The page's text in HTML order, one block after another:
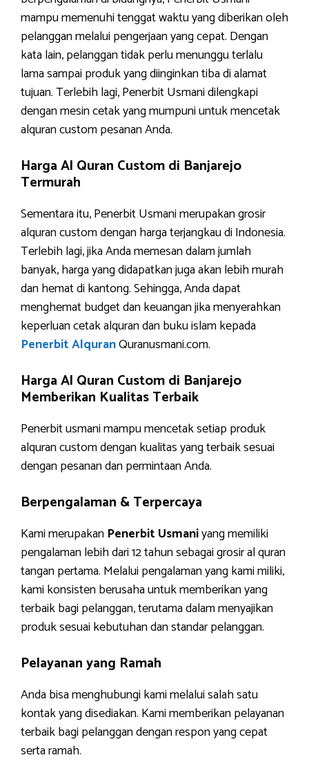
mampu memenuhi tenggat waktu yang diberikan oleh
pelanggan melalui pengerjaan yang cepat. Dengan
kata lain, pelanggan tidak perlu menunggu terlalu
lama sampai produk yang diinginkan tiba di alamat
tujuan. Terlebih lagi, Penerbit Usmani dilengkapi
dengan mesin cetak yang mumpuni untuk mencetak
alquran custom pesanan Anda.
Harga Al Quran Custom di Banjarejo
Termurah
Sementara itu, Penerbit Usmani merupakan grosir
alquran custom dengan harga terjangkau di Indonesia.
Terlebih lagi, jika Anda memesan dalam jumlah
banyak, harga yang didapatkan juga akan lebih murah
dan hemat di kantong. Sehingga, Anda dapat
menghemat budget dan keuangan jika menyerahkan
keperluan cetak alquran dan buku islam kepada
Penerbit AlquranQuranusmani.com.
Harga Al Quran Custom di Banjarejo
Memberikan Kualitas Terbaik
Penerbit usmani mampu mencetak setiap produk
alquran custom dengan kualitas yang terbaik sesuai
dengan pesanan dan permintaan Anda.
Berpengalaman & Terpercaya
Kami merupakan Penerbit Usmaniyang memiliki
pengalaman lebih dari 12 tahun sebagai grosir al quran
tangan pertama. Melalui pengalaman yang kami miliki,
kami konsisten berusaha untuk memberikan yang
terbaik bagi pelanggan, terutama dalam menyajikan
produk sesuai kebutuhan dan standar pelanggan.
Pelayanan yang Ramah
Anda bisa menghubungi kami melalui salah satu
kontak yang disediakan. Kami memberikan pelayanan
terbaik bagi pelanggan dengan respon yang cepat
serta ramah.